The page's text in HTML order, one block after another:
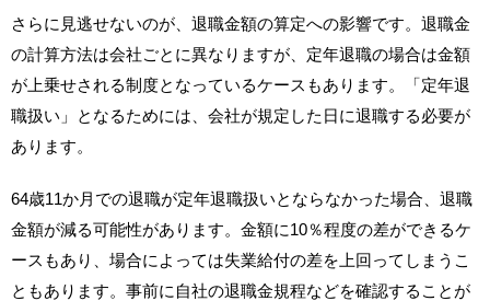
さらに見逃せないのが、退職金額の算定への影響です。退職金
の計算方法は会社ごとに異なりますが、定年退職の場合は金額
が上乗せされる制度となっているケースもあります。「定年退
職扱い」となるためには、会社が規定した日に退職する必要が
あります。
64歳11か月での退職が定年退職扱いとならなかった場合、退職
金額が減る可能性があります。金額に10％程度の差ができるケ
ースもあり、場合によっては失業給付の差を上回ってしまうこ
ともあります。事前に自社の退職金規程などを確認することが